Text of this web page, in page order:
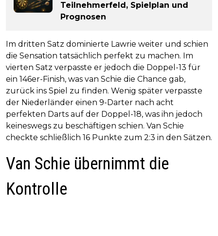
Teilnehmerfeld, Spielplan und
Prognosen
Im dritten Satz dominierte Lawrie weiter und schien
die Sensation tatsächlich perfekt zu machen. Im
vierten Satz verpasste er jedoch die Doppel-13 für
ein 146er-Finish, was van Schie die Chance gab,
zurück ins Spiel zu finden. Wenig später verpasste
der Niederländer einen 9-Darter nach acht
perfekten Darts auf der Doppel-18, was ihn jedoch
keineswegs zu beschäftigen schien. Van Schie
checkte schließlich 16 Punkte zum 2:3 in den Sätzen.
Van Schie übernimmt die
Kontrolle